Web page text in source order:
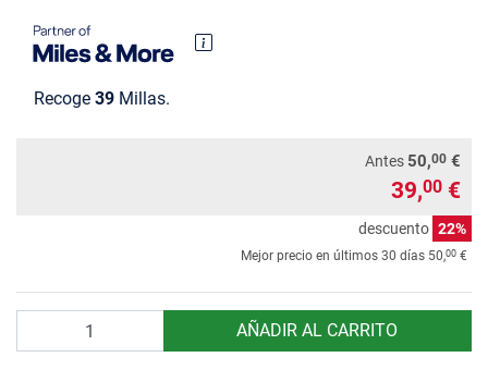
Recoge 39 Millas.
Antes 50,00 €
39,00 €
descuento 22%
Mejor precio en últimos 30 días 50,00 €
AÑADIR AL CARRITO